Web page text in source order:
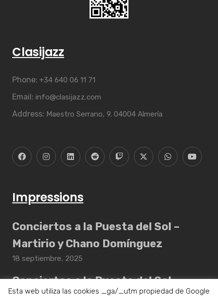
Clasijazz
Phone: +34 640 06 11 71
Email: info@clasijazz.com
Address: Maestro Serrano, 9. 04004 Almería
Impressions
Conciertos a la Puesta del Sol –
Martirio y Chano Domínguez
18 septiembre, 2025
Conciertos a la Puesta del Sol –
Esta web utiliza las cookies _ga/_utm propiedad de Google